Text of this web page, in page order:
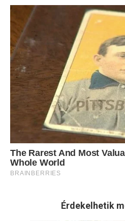
Érdekelhetik